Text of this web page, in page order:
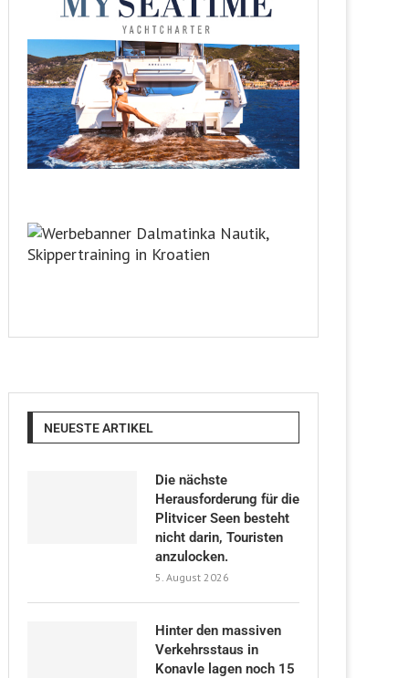
NEUESTE ARTIKEL
Die nächste
Herausforderung für die
Plitvicer Seen besteht
nicht darin, Touristen
anzulocken.
5. August 2026
Hinter den massiven
Verkehrsstaus in
Konavle lagen noch 15